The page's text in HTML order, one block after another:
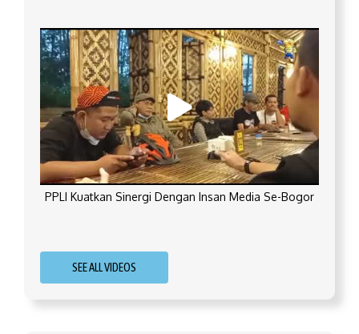
PPLI Kuatkan Sinergi Dengan Insan Media Se-Bogor
SEE ALL VIDEOS